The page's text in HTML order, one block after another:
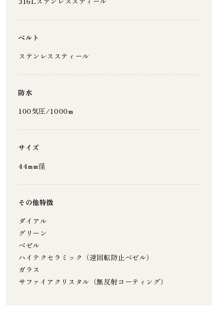
ベルト
ステンレススティール
防水
100気圧/1000m
サイズ
44mm径
その他特徴
ダイアル
グリーン
ベゼル
ハイテクセラミック（逆回転防止ベゼル）
ガラス
サファイアクリスタル（無反射コーティング）